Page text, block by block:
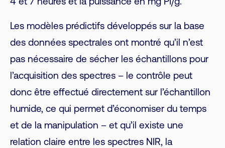
4 et 7 heures et la puissance en mg PI/g.
Les modèles prédictifs développés sur la base
des données spectrales ont montré qu’il n’est
pas nécessaire de sécher les échantillons pour
l’acquisition des spectres – le contrôle peut
donc être effectué directement sur l’échantillon
humide, ce qui permet d’économiser du temps
et de la manipulation – et qu’il existe une
relation claire entre les spectres NIR, la